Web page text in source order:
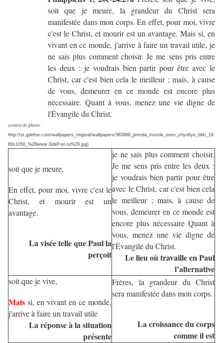
soit que je meure, la grandeur du Christ sera
manifestée dans mon corps. En effet, pour moi, vivre
c'est le Christ, et mourir est un avantage. Mais si, en
vivant en ce monde, j'arrive à faire un travail utile, je
ne sais plus comment choisir. Je me sens pris entre
les deux : je voudrais bien partir pour être avec le
Christ, car c'est bien cela le meilleur ; mais, à cause
de vous, demeurer en ce monde est encore plus
nécessaire. Quant à vous, menez une vie digne de
l'Évangile du Christ.
(source de photo :
http://st.gdefon.com/wallpapers_original/wallpapers/383986_priroda_mostik_osen_zhyoltye_bliki_16
80x1050_%28www.GdeFon.ru%29.jpg)
soit que je meure,
En effet, pour moi, vivre c'est le
Christ, et mourir est un
avantage.
La visée telle que Paul la
perçoit
je ne sais plus comment choisir.
Je me sens pris entre les deux :
je voudrais bien partir pour être
avec le Christ, car c'est bien cela
le meilleur ; mais, à cause de
vous, demeurer en ce monde est
encore plus nécessaire Quant à
vous, menez une vie digne de
l'Évangile du Christ.
Le lieu où travaille en Paul
l’alternative
soit que je vive,
Mais si, en vivant en ce monde,
j'arrive à faire un travail utile
La réponse à la situation
présente
Frères, la grandeur du Christ
sera manifestée dans mon corps.
La croissance du corps
comme il est